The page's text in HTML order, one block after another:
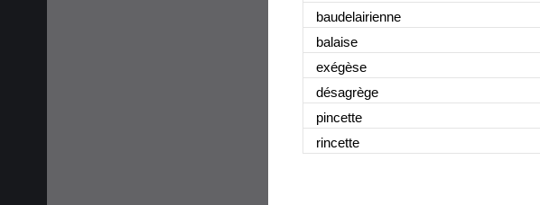
baudelairienne
balaise
exégèse
désagrège
pincette
rincette